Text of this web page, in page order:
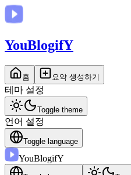
YouBlogifY
홈 요약 생성하기
테마 설정
Toggle theme
언어 설정
Toggle language
YouBlogifY